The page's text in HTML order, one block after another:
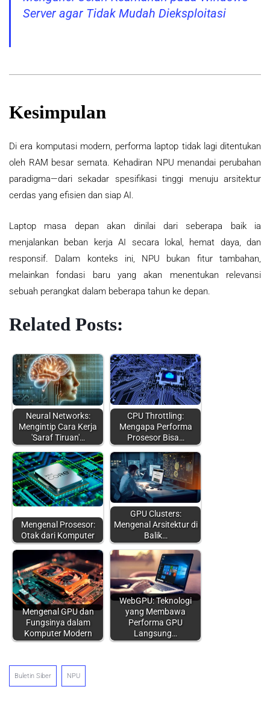
Server agar Tidak Mudah Dieksploitasi
Kesimpulan
Di era komputasi modern, performa laptop tidak lagi ditentukan
oleh RAM besar semata. Kehadiran NPU menandai perubahan
paradigma—dari sekadar spesifikasi tinggi menuju arsitektur
cerdas yang efisien dan siap AI.
Laptop masa depan akan dinilai dari seberapa baik ia
menjalankan beban kerja AI secara lokal, hemat daya, dan
responsif. Dalam konteks ini, NPU bukan fitur tambahan,
melainkan fondasi baru yang akan menentukan relevansi
sebuah perangkat dalam beberapa tahun ke depan.
Related Posts:
Neural Networks:
Mengintip Cara Kerja
'Saraf Tiruan'…
CPU Throttling:
Mengapa Performa
Prosesor Bisa…
Mengenal Prosesor:
Otak dari Komputer
GPU Clusters:
Mengenal Arsitektur di
Balik…
Mengenal GPU dan
Fungsinya dalam
Komputer Modern
WebGPU: Teknologi
yang Membawa
Performa GPU
Langsung…
Buletin Siber NPU